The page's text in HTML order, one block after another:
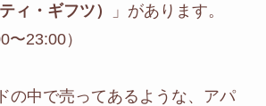
ィ・ギフツ）
」があります。
〜23:00）
の中で売ってあるような、アパ